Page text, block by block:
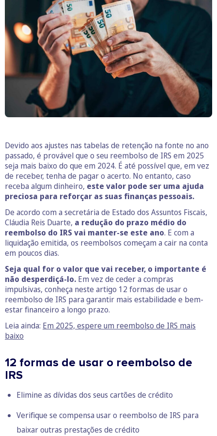
Devido aos ajustes nas tabelas de retenção na fonte no ano
passado, é provável que o seu reembolso de IRS em 2025
seja mais baixo do que em 2024. É até possível que, em vez
de receber, tenha de pagar o acerto. No entanto, caso
receba algum dinheiro, este valor pode ser uma ajuda
preciosa para reforçar as suas finanças pessoais.
De acordo com a secretária de Estado dos Assuntos Fiscais,
Cláudia Reis Duarte, a redução do prazo médio do
reembolso do IRS vai manter-se este ano. E com a
liquidação emitida, os reembolsos começam a cair na conta
em poucos dias.
Seja qual for o valor que vai receber, o importante é
não desperdiçá-lo. Em vez de ceder a compras
impulsivas, conheça neste artigo 12 formas de usar o
reembolso de IRS para garantir mais estabilidade e bem-
estar financeiro a longo prazo.
Leia ainda: Em 2025, espere um reembolso de IRS mais
baixo
12 formas de usar o reembolso de
IRS
Elimine as dívidas dos seus cartões de crédito
Verifique se compensa usar o reembolso de IRS para
baixar outras prestações de crédito